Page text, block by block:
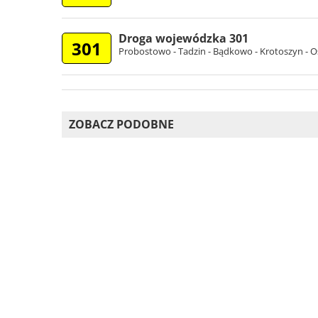
301 Droga wojewódzka 301
Probostowo - Tadzin - Bądkowo - Krotoszyn -
ZOBACZ PODOBNE